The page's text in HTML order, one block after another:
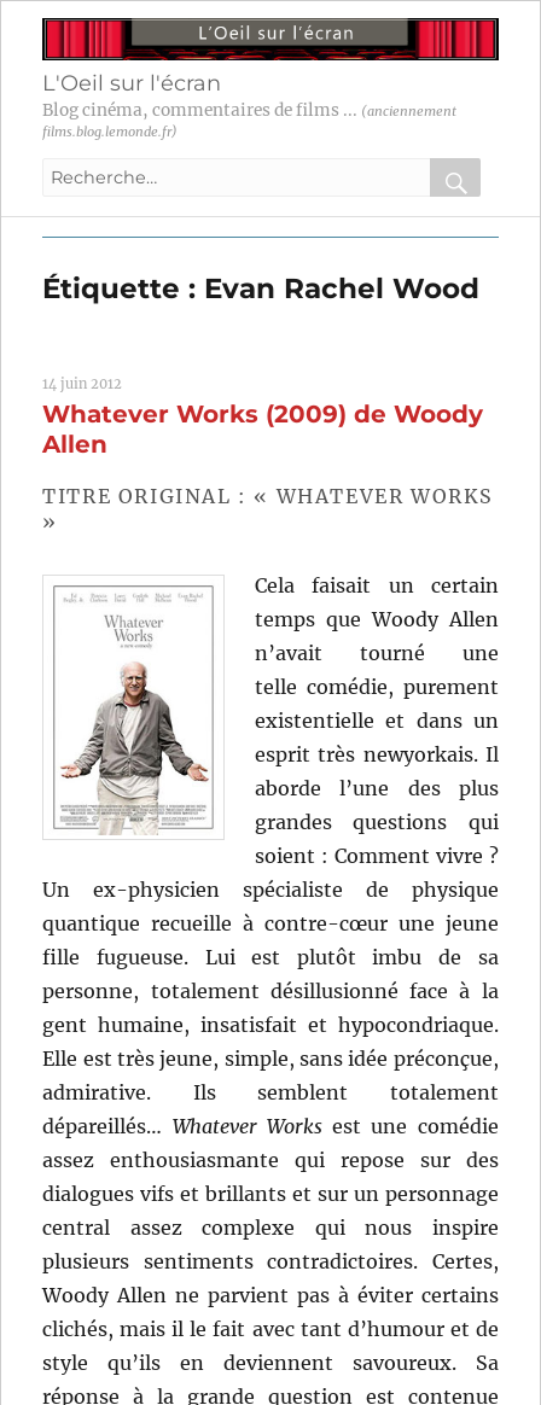
L'Oeil sur l'écran
Blog cinéma, commentaires de films ... (anciennement
films.blog.lemonde.fr)
Recherche
:
OK
Étiquette : Evan Rachel Wood
14 juin 2012
Whatever Works (2009) de Woody
Allen
TITRE ORIGINAL : « WHATEVER WORKS
»
Cela faisait un certain
temps que Woody Allen
n’avait tourné une
telle comédie, purement
existentielle et dans un
esprit très newyorkais. Il
aborde l’une des plus
grandes questions qui
soient : Comment vivre ?
Un ex-physicien spécialiste de physique
quantique recueille à contre-cœur une jeune
fille fugueuse. Lui est plutôt imbu de sa
personne, totalement désillusionné face à la
gent humaine, insatisfait et hypocondriaque.
Elle est très jeune, simple, sans idée préconçue,
admirative. Ils semblent totalement
dépareillés… Whatever Worksest une comédie
assez enthousiasmante qui repose sur des
dialogues vifs et brillants et sur un personnage
central assez complexe qui nous inspire
plusieurs sentiments contradictoires. Certes,
Woody Allen ne parvient pas à éviter certains
clichés, mais il le fait avec tant d’humour et de
style qu’ils en deviennent savoureux. Sa
réponse à la grande question est contenue